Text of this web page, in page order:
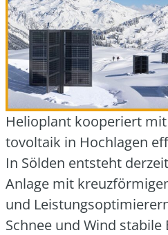
Helio­plant koope­riert mit
to­vol­ta­ik in Hoch­la­gen
In Söl­den ent­steht
Anlage mit
und
Schnee und Wind sta­bi­le